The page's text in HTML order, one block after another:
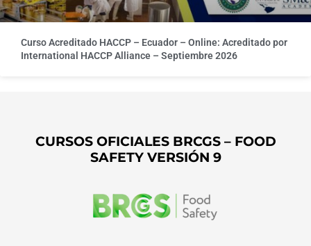
Curso Acreditado HACCP – Ecuador – Online: Acreditado por
International HACCP Alliance – Septiembre 2026
CURSOS OFICIALES BRCGS – FOOD
SAFETY VERSIÓN 9